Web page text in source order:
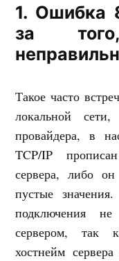
1. Ошибка
за
Такое часто
локальной
провайдера, в
TCP/IP
сервера, либо
пустые
подключения
сервером, так
хостнейм